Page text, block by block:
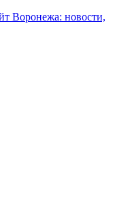
Воронежа: новости,